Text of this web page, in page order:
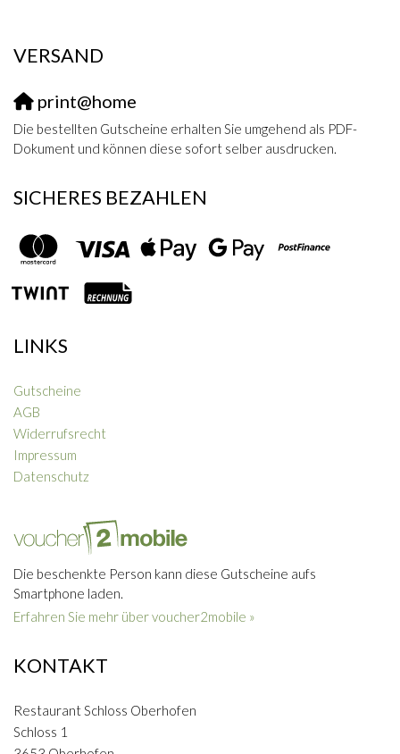
VERSAND
print@home
Die bestellten Gutscheine erhalten Sie umgehend als PDF-
Dokument und können diese sofort selber ausdrucken.
SICHERES BEZAHLEN
LINKS
Gutscheine
AGB
Widerrufsrecht
Impressum
Datenschutz
Die beschenkte Person kann diese Gutscheine aufs
Smartphone laden.
Erfahren Sie mehr über voucher2mobile »
KONTAKT
Restaurant Schloss Oberhofen
Schloss 1